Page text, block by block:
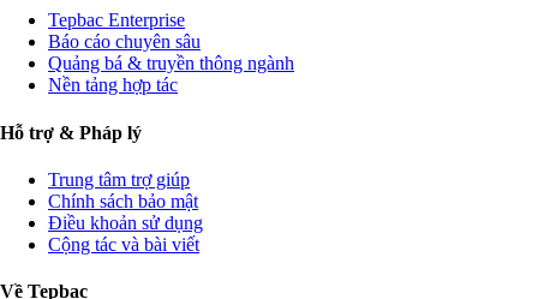
Tepbac Enterprise
Báo cáo chuyên sâu
Quảng bá & truyền thông ngành
Nền tảng hợp tác
Hỗ trợ & Pháp lý
Trung tâm trợ giúp
Chính sách bảo mật
Điều khoản sử dụng
Cộng tác và bài viết
Về Tepbac